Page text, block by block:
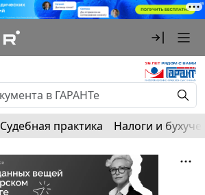
Судебная практика Налоги и